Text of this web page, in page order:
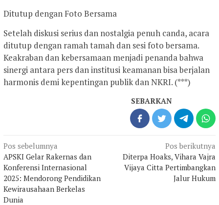
Ditutup dengan Foto Bersama
Setelah diskusi serius dan nostalgia penuh canda, acara
ditutup dengan ramah tamah dan sesi foto bersama.
Keakraban dan kebersamaan menjadi penanda bahwa
sinergi antara pers dan institusi keamanan bisa berjalan
harmonis demi kepentingan publik dan NKRI. (***)
SEBARKAN
Navigasi
pos
Pos sebelumnya
APSKI Gelar Rakernas dan
Konferensi Internasional
2025: Mendorong Pendidikan
Kewirausahaan Berkelas
Dunia
Pos berikutnya
Diterpa Hoaks, Vihara Vajra
Vijaya Citta Pertimbangkan
Jalur Hukum